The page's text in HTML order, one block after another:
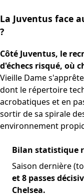
La Juventus face
?
Côté Juventus, le
d'échecs risqué, où
Vieille Dame
dont le répertoire
acrobatiques et en
sortir de sa spirale
environnement
Bilan statistique
Saison dernière
et 8 passes
Chelsea.